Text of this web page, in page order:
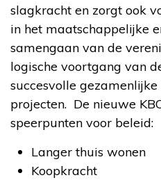
slagkracht en zorgt ook
in het maatschappelijke
samengaan van de
logische voortgang van
succesvolle
projecten. De nieuwe
speerpunten voor beleid:
Langer thuis wonen
Koopkracht